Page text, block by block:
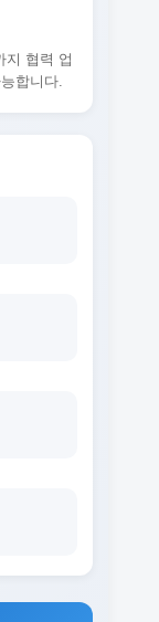
지 협력 업
합니다.